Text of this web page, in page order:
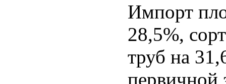
Импорт
28,5%,
труб на
первичной